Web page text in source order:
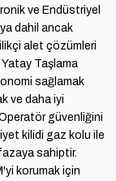
ve Endüstriyel
dahil ancak
alet çözümleri
Taşlama
sağlamak
ve daha iyi
güvenliğini
kilidi gaz kolu ile
sahiptir.
korumak için